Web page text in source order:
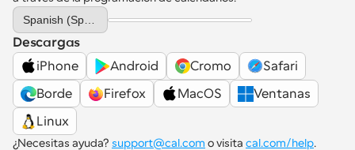
Select Language
Descargas
iPhone
Android Cromo
Safari
Borde
Firefox MacOS
Ventanas
Linux
¿Necesitas ayuda? support@cal.com o visita cal.com/help.